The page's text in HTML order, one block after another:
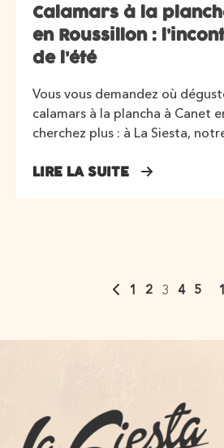
Calamars à la
en Roussillon :
de l’été
Vous vous demandez où
calamars à la plancha à Canet
cherchez plus : à La Siesta,
LIRE LA SUITE
1 2 3 4 5